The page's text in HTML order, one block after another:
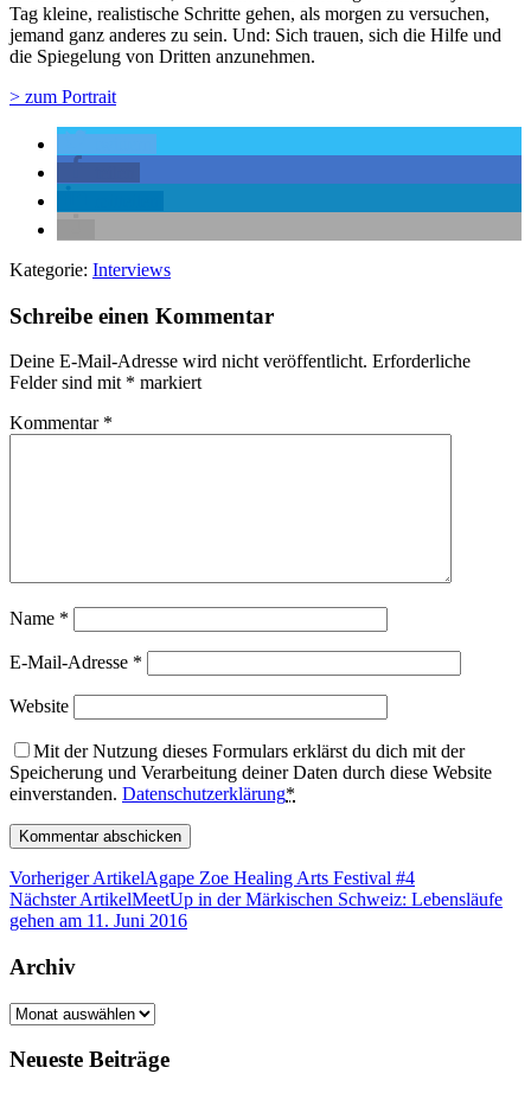
Tag kleine, realistische Schritte gehen, als morgen zu versuchen,
jemand ganz anderes zu sein. Und: Sich trauen, sich die Hilfe und
die Spiegelung von Dritten anzunehmen.
> zum Portrait
Kategorie: Interviews
Schreibe einen Kommentar
Deine E-Mail-Adresse wird nicht veröffentlicht. Erforderliche
Felder sind mit * markiert
Kommentar *
Name *
E-Mail-Adresse *
Website
Mit der Nutzung dieses Formulars erklärst du dich mit der
Speicherung und Verarbeitung deiner Daten durch diese Website
einverstanden. Datenschutzerklärung*
Vorheriger ArtikelAgape Zoe Healing Arts Festival #4
Nächster ArtikelMeetUp in der Märkischen Schweiz: Lebensläufe
gehen am 11. Juni 2016
Archiv
Archiv
Neueste Beiträge